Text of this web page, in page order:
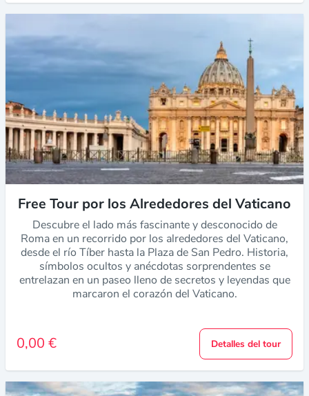
Free Tour por los Alrededores del Vaticano
Descubre el lado más fascinante y desconocido de
Roma en un recorrido por los alrededores del Vaticano,
desde el río Tíber hasta la Plaza de San Pedro. Historia,
símbolos ocultos y anécdotas sorprendentes se
entrelazan en un paseo lleno de secretos y leyendas que
marcaron el corazón del Vaticano.
0,00 € Detalles del tour